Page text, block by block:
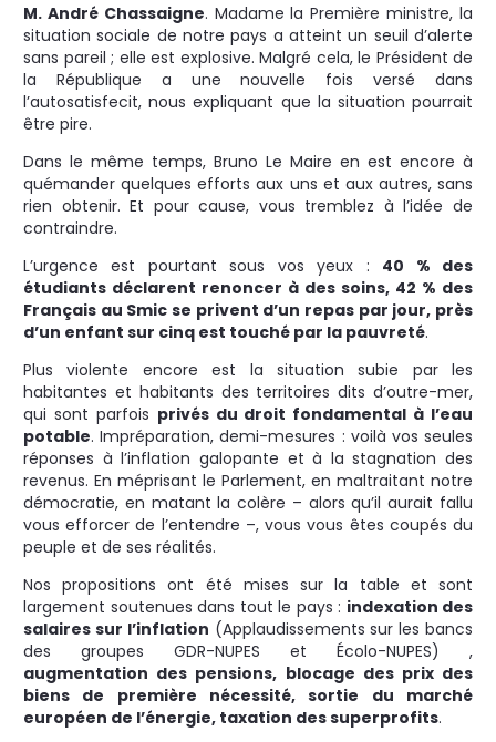
M. André Chassaigne. Madame la Première ministre, la
situation sociale de notre pays a atteint un seuil d’alerte
sans pareil ; elle est explosive. Malgré cela, le Président de
la République a une nouvelle fois versé dans
l’autosatisfecit, nous expliquant que la situation pourrait
être pire.
Dans le même temps, Bruno Le Maire en est encore à
quémander quelques efforts aux uns et aux autres, sans
rien obtenir. Et pour cause, vous tremblez à l’idée de
contraindre.
L’urgence est pourtant sous vos yeux : 40 % des
étudiants déclarent renoncer à des soins, 42 % des
Français au Smic se privent d’un repas par jour, près
d’un enfant sur cinq est touché par la pauvreté.
Plus violente encore est la situation subie par les
habitantes et habitants des territoires dits d’outre-mer,
qui sont parfois privés du droit fondamental à l’eau
potable. Impréparation, demi-mesures : voilà vos seules
réponses à l’inflation galopante et à la stagnation des
revenus. En méprisant le Parlement, en maltraitant notre
démocratie, en matant la colère – alors qu’il aurait fallu
vous efforcer de l’entendre –, vous vous êtes coupés du
peuple et de ses réalités.
Nos propositions ont été mises sur la table et sont
largement soutenues dans tout le pays : indexation des
salaires sur l’inflation (Applaudissements sur les bancs
des groupes GDR-NUPES et Écolo-NUPES) ,
augmentation des pensions, blocage des prix des
biens de première nécessité, sortie du marché
européen de l’énergie, taxation des superprofits.